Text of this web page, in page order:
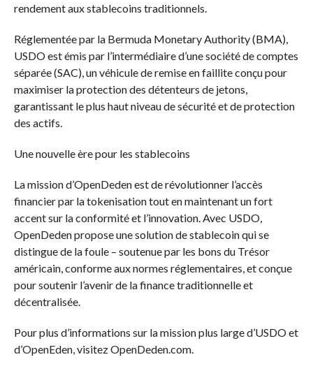
rendement aux stablecoins traditionnels.
Réglementée par la Bermuda Monetary Authority (BMA),
USDO est émis par l’intermédiaire d’une société de comptes
séparée (SAC), un véhicule de remise en faillite conçu pour
maximiser la protection des détenteurs de jetons,
garantissant le plus haut niveau de sécurité et de protection
des actifs.
Une nouvelle ère pour les stablecoins
La mission d’OpenDeden est de révolutionner l’accès
financier par la tokenisation tout en maintenant un fort
accent sur la conformité et l’innovation. Avec USDO,
OpenDeden propose une solution de stablecoin qui se
distingue de la foule – soutenue par les bons du Trésor
américain, conforme aux normes réglementaires, et conçue
pour soutenir l’avenir de la finance traditionnelle et
décentralisée.
Pour plus d’informations sur la mission plus large d’USDO et
d’OpenEden, visitez OpenDeden.com.